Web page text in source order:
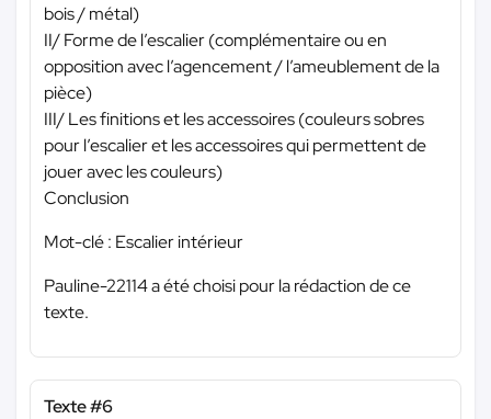
bois / métal)
II/ Forme de l’escalier (complémentaire ou en
opposition avec l’agencement / l’ameublement de la
pièce)
III/ Les finitions et les accessoires (couleurs sobres
pour l’escalier et les accessoires qui permettent de
jouer avec les couleurs)
Conclusion
Mot-clé : Escalier intérieur
Pauline-22114 a été choisi pour la rédaction de ce
texte.
Texte #6